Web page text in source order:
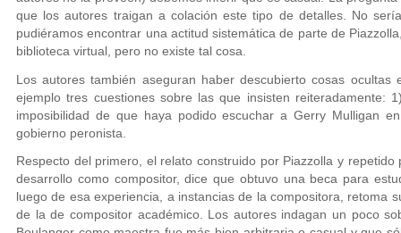
que los autores traigan a colación este tipo de detalles. No
pudiéramos encontrar una actitud sistemática de parte de
biblioteca virtual, pero no existe tal cosa.
Los autores también aseguran haber descubierto cosas
ejemplo tres cuestiones sobre las que insisten reiteradamente:
imposibilidad de que haya podido escuchar a Gerry Mulligan
gobierno peronista.
Respecto del primero, el relato construido por Piazzolla y
desarrollo como compositor, dice que obtuvo una beca para
luego de esa experiencia, a instancias de la compositora, retoma
de la de compositor académico. Los autores indagan un poco